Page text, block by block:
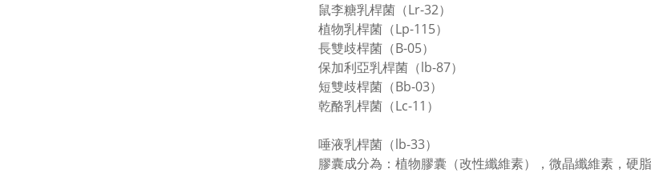
鼠李糖乳桿菌（Lr-32）
植物乳桿菌（Lp-115）
長雙歧桿菌（B-05）
保加利亞乳桿菌（lb-87）
短雙歧桿菌（Bb-03）
乾酪乳桿菌（Lc-11）
唾液乳桿菌（lb-33）
膠囊成分為：植物膠囊（改性纖維素），微晶纖維素，硬